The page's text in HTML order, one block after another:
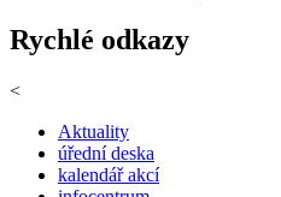
Rychlé odkazy
<
Aktuality
úřední deska
kalendář akcí